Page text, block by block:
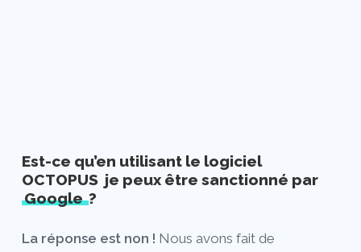
Est-ce qu’en utilisant le logiciel
OCTOPUS je peux être sanctionné par
Google?
La réponse est non ! Nous avons fait de